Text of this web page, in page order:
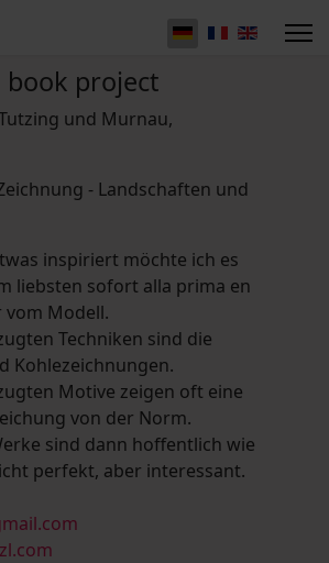
book project
und Murnau,
- Landschaften und
inspiriert möchte ich es
liebsten sofort alla prima en
vom Modell.
Techniken sind die
Kohlezeichnungen.
Motive zeigen oft eine
von der Norm.
sind dann hoffentlich wie
perfekt, aber interessant.